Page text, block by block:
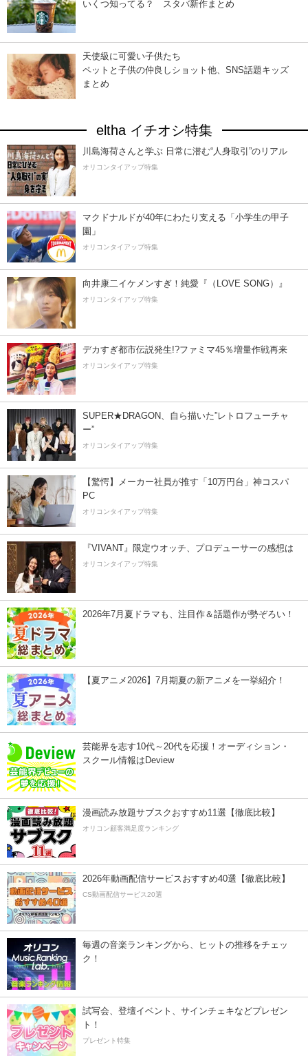
いくつ知ってる？ スタバ新作まとめ
天使級に可愛い子供たち
ペットと子供の仲良しショット他、SNS話題キッズ
まとめ
eltha イチオシ特集
川島海荷さんと学ぶ 日常に潜む“人身取引”のリアル
オリコンタイアップ特集
マクドナルドが40年にわたり支える「小学生の甲子
園」
オリコンタイアップ特集
向井康二イケメンすぎ！純愛『（LOVE SONG）』
オリコンタイアップ特集
デカすぎ都市伝説発生!?ファミマ45％増量作戦再来
オリコンタイアップ特集
SUPER★DRAGON、自ら描いた”レトロフューチャ
ー”
オリコンタイアップ特集
【驚愕】メーカー社員が推す「10万円台」神コスパ
PC
オリコンタイアップ特集
『VIVANT』限定ウオッチ、プロデューサーの感想は
オリコンタイアップ特集
2026年7月夏ドラマも、注目作＆話題作が勢ぞろい！
【夏アニメ2026】7月期夏の新アニメを一挙紹介！
芸能界を志す10代～20代を応援！オーディション・
スクール情報はDeview
漫画読み放題サブスクおすすめ11選【徹底比較】
オリコン顧客満足度ランキング
2026年動画配信サービスおすすめ40選【徹底比較】
CS動画配信サービス20選
毎週の音楽ランキングから、ヒットの推移をチェッ
ク！
試写会、登壇イベント、サインチェキなどプレゼン
ト！
プレゼント特集